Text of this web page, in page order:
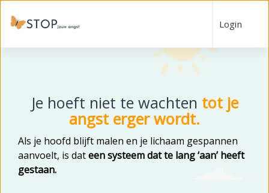
Login
Je hoeft niet te wachten tot je
angst erger wordt.
Als je hoofd blijft malen en je lichaam gespannen
aanvoelt, is dateen systeem dat te lang ‘aan’ heeft
gestaan.